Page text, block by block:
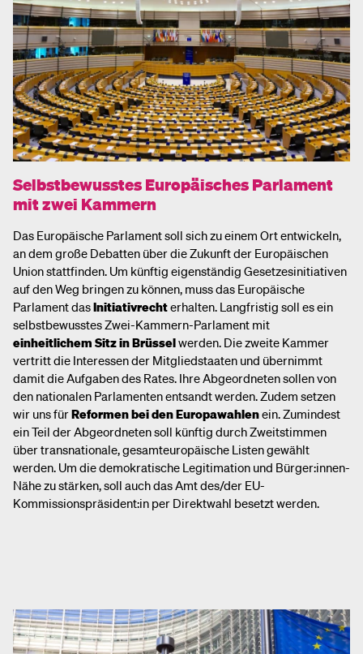
Selbstbewusstes Europäisches Parlament
mit zwei Kammern
Das Europäische Parlament soll sich zu einem Ort entwickeln,
an dem große Debatten über die Zukunft der Europäischen
Union stattfinden. Um künftig eigenständig Gesetzesinitiativen
auf den Weg bringen zu können, muss das Europäische
Parlament dasInitiativrechterhalten. Langfristig soll es ein
selbstbewusstes Zwei-Kammern-Parlament mit
einheitlichem Sitz in Brüsselwerden. Die zweite Kammer
vertritt die Interessen der Mitgliedstaaten und übernimmt
damit die Aufgaben des Rates. Ihre Abgeordneten sollen von
den nationalen Parlamenten entsandt werden. Zudem setzen
wir uns fürReformen bei den Europawahlenein. Zumindest
ein Teil der Abgeordneten soll künftig durch Zweitstimmen
über transnationale, gesamteuropäische Listen gewählt
werden. Um die demokratische Legitimation und Bürger:innen-
Nähe zu stärken, soll auch das Amt des/der EU-
Kommissionspräsident:in per Direktwahl besetzt werden.